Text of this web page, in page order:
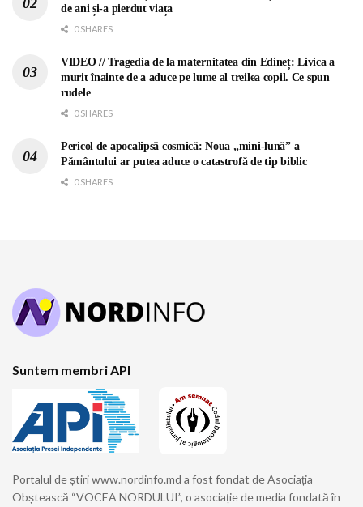
de ani și-a pierdut viața
0 SHARES
VIDEO // Tragedia de la maternitatea din Edineț: Livica a
murit înainte de a aduce pe lume al treilea copil. Ce spun
rudele
0 SHARES
Pericol de apocalipsă cosmică: Noua „mini-lună” a
Pământului ar putea aduce o catastrofă de tip biblic
0 SHARES
Suntem membri API
Portalul de știri www.nordinfo.md a fost fondat de Asociația
Obștească “VOCEA NORDULUI”, o asociație de media fondată în